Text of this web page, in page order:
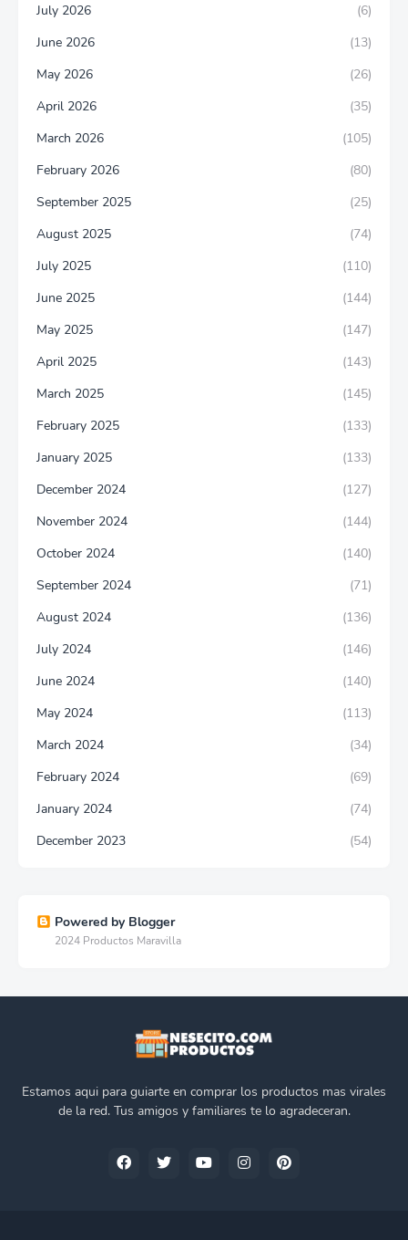
July 2026
(6)
June 2026
(13)
May 2026
(26)
April 2026
(35)
March 2026
(105)
February 2026
(80)
September 2025
(25)
August 2025
(74)
July 2025
(110)
June 2025
(144)
May 2025
(147)
April 2025
(143)
March 2025
(145)
February 2025
(133)
January 2025
(133)
December 2024
(127)
November 2024
(144)
October 2024
(140)
September 2024
(71)
August 2024
(136)
July 2024
(146)
June 2024
(140)
May 2024
(113)
March 2024
(34)
February 2024
(69)
January 2024
(74)
December 2023
(54)
Powered by Blogger
2024 Productos Maravilla
Estamos aqui para guiarte en comprar los productos mas virales
de la red. Tus amigos y familiares te lo agradeceran.